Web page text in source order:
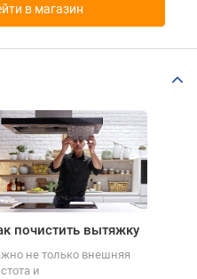
в магазин
Как почистить вытяжку
не только внешняя
и